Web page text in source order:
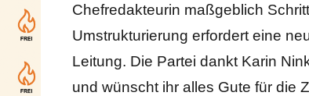
Chefredakteurin maßgeblich
Umstrukturierung erfordert eine
Leitung. Die Partei dankt Karin
und wünscht ihr alles Gute für die